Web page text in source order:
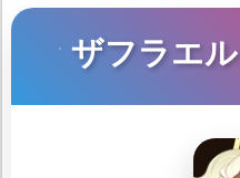
ザフラエル